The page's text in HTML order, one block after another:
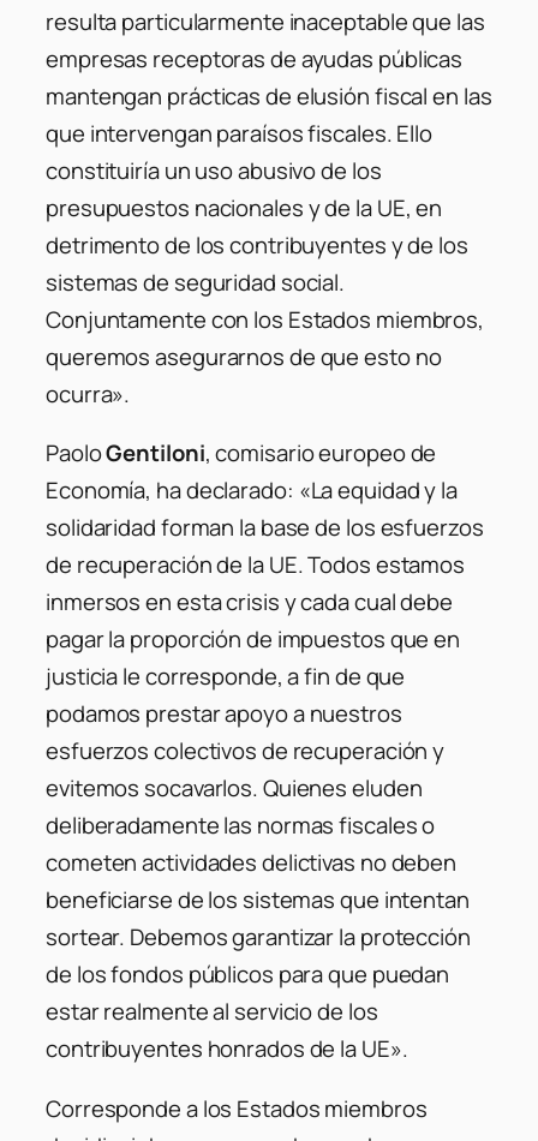
resulta particularmente inaceptable que las
empresas receptoras de ayudas públicas
mantengan prácticas de elusión fiscal en las
que intervengan paraísos fiscales. Ello
constituiría un uso abusivo de los
presupuestos nacionales y de la UE, en
detrimento de los contribuyentes y de los
sistemas de seguridad social.
Conjuntamente con los Estados miembros,
queremos asegurarnos de que esto no
ocurra».
PaoloGentiloni, comisario europeo de
Economía, ha declarado: «La equidad y la
solidaridad forman la base de los esfuerzos
de recuperación de la UE. Todos estamos
inmersos en esta crisis y cada cual debe
pagar la proporción de impuestos que en
justicia le corresponde, a fin de que
podamos prestar apoyo a nuestros
esfuerzos colectivos de recuperación y
evitemos socavarlos. Quienes eluden
deliberadamente las normas fiscales o
cometen actividades delictivas no deben
beneficiarse de los sistemas que intentan
sortear. Debemos garantizar la protección
de los fondos públicos para que puedan
estar realmente al servicio de los
contribuyentes honrados de la UE».
Corresponde a los Estados miembros